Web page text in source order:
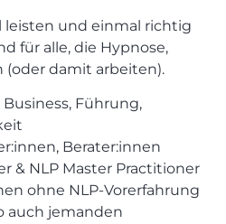
leisten und einmal richtig
für alle, die Hypnose,
(oder damit arbeiten).
Führung,
Berater:innen
& NLP Master Practitioner
ohne NLP-Vorerfahrung
auch jemanden